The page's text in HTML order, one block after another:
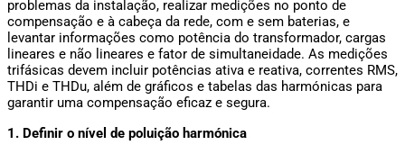
problemas da instalação, realizar medições no ponto de
compensação e à cabeça da rede, com e sem baterias, e
levantar informações como potência do transformador, cargas
lineares e não lineares e fator de simultaneidade. As medições
trifásicas devem incluir potências ativa e reativa, correntes RMS,
THDi e THDu, além de gráficos e tabelas das harmónicas para
garantir uma compensação eficaz e segura.
1. Definir o nível de poluição harmónica